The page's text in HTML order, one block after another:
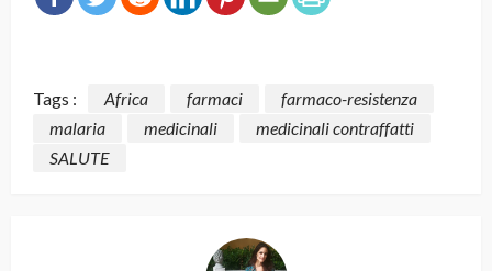
Tags : Africa farmaci
farmaco-resistenza
malaria
medicinali
medicinali contraffatti
SALUTE